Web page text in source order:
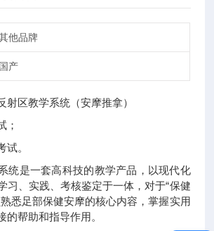
他品牌
国产
射区教学系统（安摩推拿）
；
试。
统是一套高科技的教学产品，以现代化
习、实践、考核鉴定于一体，对于“保健
悉足部保健安摩的核心内容，掌握实用
的帮助和指导作用。